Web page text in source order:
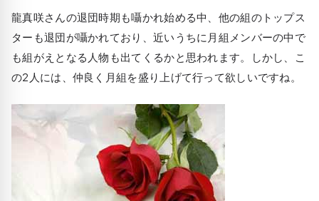
龍真咲さんの退団時期も囁かれ始める中、他の組のトップス
ターも退団が囁かれており、近いうちに月組メンバーの中で
も組がえとなる人物も出てくるかと思われます。しかし、こ
の2人には、仲良く月組を盛り上げて行って欲しいですね。